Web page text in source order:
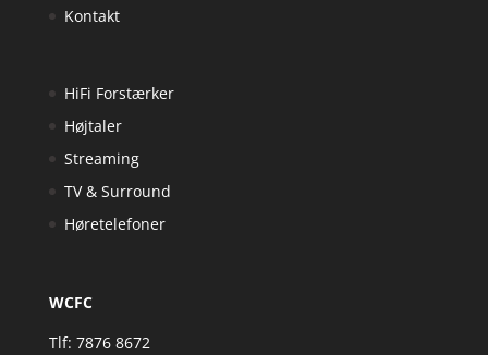
Kontakt
HiFi Forstærker
Højtaler
Streaming
TV & Surround
Høretelefoner
WCFC
Tlf: 7876 8672